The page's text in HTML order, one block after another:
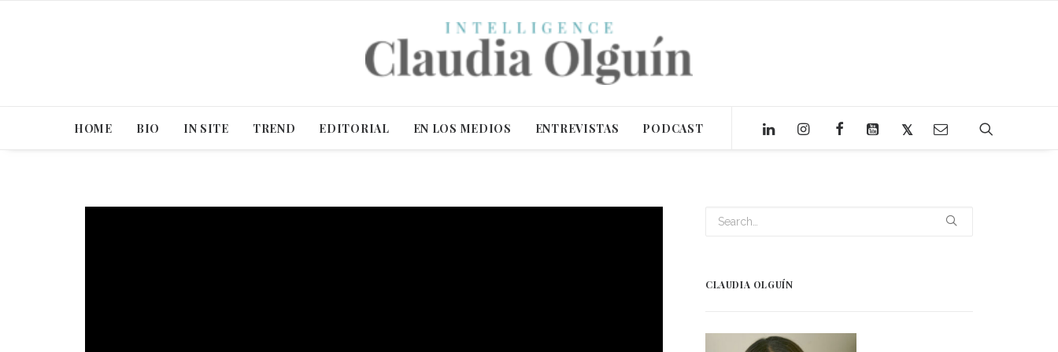
HOME BIO IN SITE TREND EDITORIAL EN LOS MEDIOS ENTREVISTAS PODCAST
CLAUDIA OLGUÍN